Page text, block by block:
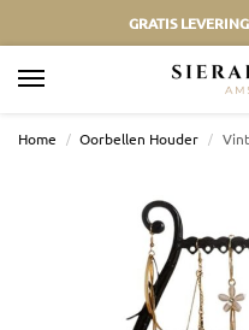
GRATIS
Home / Oorbellen Houder /